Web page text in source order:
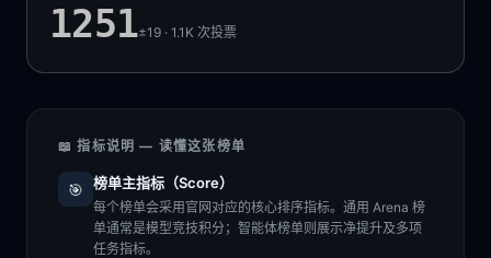
1251±19 · 1.1K次投票
📖 指标说明 — 读懂这张榜单
🎯 榜单主指标（Score）
每个榜单会采用官网对应的核心排序指标。通用 Arena 榜
单通常是模型竞技积分；智能体榜单则展示净提升及多项
任务指标。